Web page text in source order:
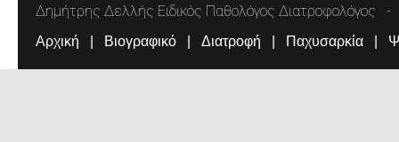
Δημήτρης Δελλής Ειδικός Παθολόγος Διατροφολόγος
Αρχική Βιογραφικό Διατροφή Παχυσαρκία